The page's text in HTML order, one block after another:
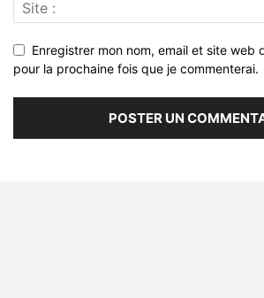
Enregistrer mon nom, email et site web
pour la prochaine fois que je commenterai.